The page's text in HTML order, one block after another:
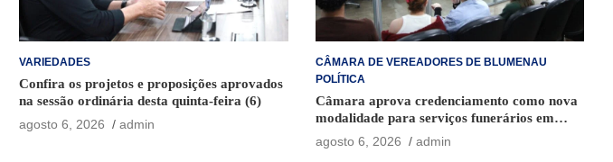
VARIEDADES
Confira os projetos e proposições aprovados
na sessão ordinária desta quinta-feira (6)
agosto 6, 2026
admin
CÂMARA DE VEREADORES DE BLUMENAU
POLÍTICA
Câmara aprova credenciamento como nova
modalidade para serviços funerários em
Blumenau
agosto 6, 2026 admin